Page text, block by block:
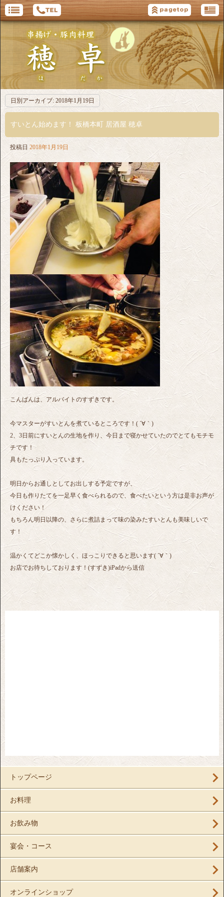
日別アーカイブ: 2018年1月19日
すいとん始めます！ 板橋本町 居酒屋 穂卓
投稿日 2018年1月19日
こんばんは、アルバイトのすずきです。
今マスターがすいとんを煮ているところです！( ´∀｀)
2、3日前にすいとんの生地を作り、今日まで寝かせていたのでとてもモチモ
チです！
具もたっぷり入っています。
明日からお通しとしてお出しする予定ですが、
今日も作りたてを一足早く食べられるので、食べたいという方は是非お声が
けください！
もちろん明日以降の、さらに煮詰まって味の染みたすいとんも美味しいで
す！
温かくてどこか懐かしく、ほっこりできると思います( ´∀｀)
お店でお待ちしております！(すずき)iPadから送信
トップページ
お料理
お飲み物
宴会・コース
店舗案内
オンラインショップ